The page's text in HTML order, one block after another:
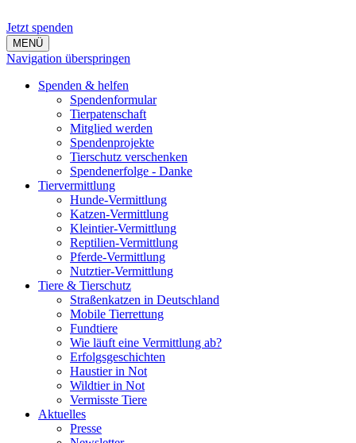
Jetzt spenden
MENÜ
Navigation überspringen
Spenden & helfen
Spendenformular
Tierpatenschaft
Mitglied werden
Spendenprojekte
Tierschutz verschenken
Spendenerfolge - Danke
Tiervermittlung
Hunde-Vermittlung
Katzen-Vermittlung
Kleintier-Vermittlung
Reptilien-Vermittlung
Pferde-Vermittlung
Nutztier-Vermittlung
Tiere & Tierschutz
Straßenkatzen in Deutschland
Mobile Tierrettung
Fundtiere
Wie läuft eine Vermittlung ab?
Erfolgsgeschichten
Haustier in Not
Wildtier in Not
Vermisste Tiere
Aktuelles
Presse